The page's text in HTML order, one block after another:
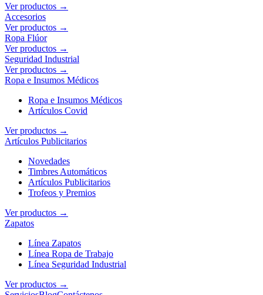
Ver productos →
Accesorios
Ver productos →
Ropa Flúor
Ver productos →
Seguridad Industrial
Ver productos →
Ropa e Insumos Médicos
Ropa e Insumos Médicos
Artículos Covid
Ver productos →
Artículos Publicitarios
Novedades
Timbres Automáticos
Artículos Publicitarios
Trofeos y Premios
Ver productos →
Zapatos
Línea Zapatos
Línea Ropa de Trabajo
Línea Seguridad Industrial
Ver productos →